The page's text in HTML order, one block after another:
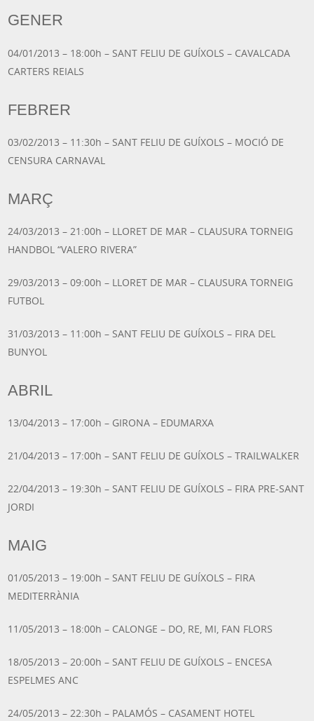
GENER
04/01/2013 – 18:00h – SANT FELIU DE GUÍXOLS – CAVALCADA
CARTERS REIALS
FEBRER
03/02/2013 – 11:30h – SANT FELIU DE GUÍXOLS – MOCIÓ DE
CENSURA CARNAVAL
MARÇ
24/03/2013 – 21:00h – LLORET DE MAR – CLAUSURA TORNEIG
HANDBOL “VALERO RIVERA”
29/03/2013 – 09:00h – LLORET DE MAR – CLAUSURA TORNEIG
FUTBOL
31/03/2013 – 11:00h – SANT FELIU DE GUÍXOLS – FIRA DEL
BUNYOL
ABRIL
13/04/2013 – 17:00h – GIRONA – EDUMARXA
21/04/2013 – 17:00h – SANT FELIU DE GUÍXOLS – TRAILWALKER
22/04/2013 – 19:30h – SANT FELIU DE GUÍXOLS – FIRA PRE-SANT
JORDI
MAIG
01/05/2013 – 19:00h – SANT FELIU DE GUÍXOLS – FIRA
MEDITERRÀNIA
11/05/2013 – 18:00h – CALONGE – DO, RE, MI, FAN FLORS
18/05/2013 – 20:00h – SANT FELIU DE GUÍXOLS – ENCESA
ESPELMES ANC
24/05/2013 – 22:30h – PALAMÓS – CASAMENT HOTEL